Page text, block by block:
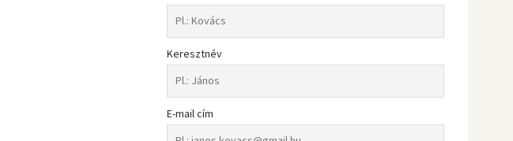
Keresztnév
E-mail cím